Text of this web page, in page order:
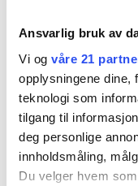
Ansvarlig bruk av
Vi og våre 21
opplysningene dine,
teknologi som
tilgang til
deg personlige
innholdsmåling,
Du velger hvem
Dette er en